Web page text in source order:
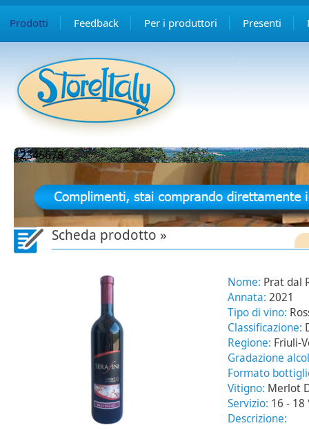
Prodotti Feedback Per i produttori Presenti
12345678
Scheda prodotto »
Nome: Prat dal
Annata: 2021
Tipo di vino:
Classificazione:
Regione: Friuli-
Gradazione
Formato
Vitigno: Merlot
Servizio: 16 - 18
Descrizione: